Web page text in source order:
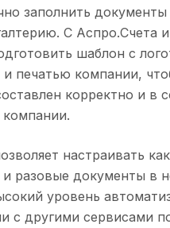
заполнить
С Аспро.Счета
шаблон с
печатью компании,
корректно и в
настраивать
и разовые документы в
уровень
с другими сервисами